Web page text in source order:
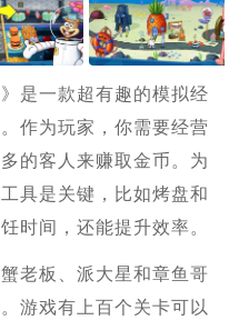
是一款超有趣的模拟经
作为玩家，你需要经营
的客人来赚取金币。为
具是关键，比如烤盘和
时间，还能提升效率。
老板、派大星和章鱼哥
游戏有上百个关卡可以